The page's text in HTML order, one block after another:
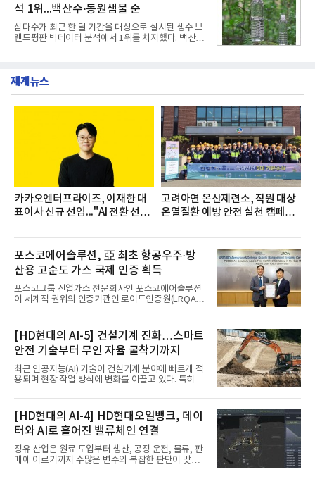
안공장을 시작으로 ▲효종연구소 ▲종근당바이오 안
산공장 ▲경보제약 아산본사 ▲종근당건강 당진공장
▲종근당 본사 등 전국 6개 사업장에서 릴레이 방식
으로 이어졌다.캠페인 기간에는 임직원의 참여를 독
증을 한국백혈병
석 1위...백산수·동원샘물 순
삼다수가 최근 한 달 기간을 대상으로 실시된 생수 브
랜드평판 빅데이터 분석에서 1위를 차지했다. 백산수
까지 수집된 소비자 빅데이터 3,702,555건을 분석한
터는 지난 4월(3,435,836건) 대비 7.76% 증가한 수
치다.연구소에 따르면 7월 생수 브랜드평판 순위는 삼
다수, 백산수, 동원샘물, 스파클, 아이시스, 에비앙,
몽베스트, 크리스탈, 풀무원샘물, 평창수, 지리산수,
재계뉴스
카카오엔터프라이즈, 이재한 대
표이사 신규 선임..."AI 전환 선
고려아연 온산제련소, 직원 대상
온열질환 예방 안전 실천 캠페인
포스코에어솔루션, 亞 최초 항공우주·방
산용 고순도 가스 국제 인증 획득
포스코그룹 산업가스 전문회사인 포스코에어솔루션
이 세계적 권위의 인증기관인 로이드인증원(LRQA)
순도 희귀가스 제조 분야 국제공인 인증인 ‘항공우주·
방산 품질경영시스템(AS9100D)’을 획득했다.포스코
에어솔루션은 6일 서울 포스코센터에서 김대연 포스
코에어솔루션 대표, 이일형 로이드인증원(LRQA) 한
국지사 대표 등이 참석한 가운데 ‘항공우주·방산 품질
경영시스템(AS9100D)’ 인증수여식을 가졌다고 밝혔
다.포스코에어솔루션이 획득한 AS9100D는 국제 품
벌 표준이다. 특히 미세
[HD현대의 AI-5] 건설기계 진화…스마트
안전 기술부터 무인 자율 굴착기까지
최근 인공지능(AI) 기술이 건설기계 분야에 빠르게 적
용되며 현장 작업 방식에 변화를 이끌고 있다. 특히 무
마트 건설 현장 구현을 앞당기고 있다.HD현대사이트
솔루션은 최근 스위스 건설 현장에서 무인 자율 굴착
기를 투입했다. 실제 공사를 진행한 것은 처음으로, 건
설장비 자율화 기술의 새로운 이정표를 제시했다.이
번에 투입된 무인 자율 굴착기는 유럽 대형 건설그룹
키바그(KIBAG)의 스위스 투겐 지역 건설 프로젝트에
서 깊이 3m, 폭 12m, 길이 1km 규모의 토목 공사를
[HD현대의 AI-4] HD현대오일뱅크, 데이
터와 AI로 흩어진 밸류체인 연결
정유 산업은 원료 도입부터 생산, 공정 운전, 물류, 판
매에 이르기까지 수많은 변수와 복잡한 판단이 맞물